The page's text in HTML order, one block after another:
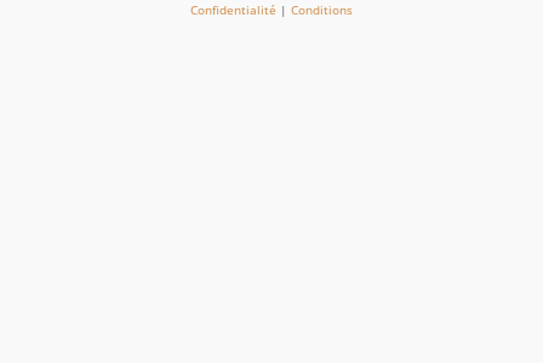
Confidentialité | Conditions